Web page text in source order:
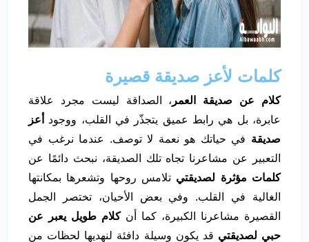
كلمات لأعز صديقة قصيرة
كلام عن صديقة العمر ، الصداقة ليست مجرد علاقة
عابرة، بل هي رابط عميق يتجذّر في القلب، ووجود
أعز
صديقة في حياتك هو نعمة لا توصف. عندما نرغب في
التعبير عن مشاعرنا تجاه تلك الصديقة، نبحث دائمًا عن
كلمات مؤثرة لصديقتي تلامس روحها وتشعرها بمكانتها
الغالية في القلب. وفي بعض الأحيان، تختصر الجمل
القصيرة مشاعرنا الكبيرة، كما أنكلام طويل يعبر عن
حبي لصديقتي قد يكون وسيلة دافئة لنهديها لحظات من